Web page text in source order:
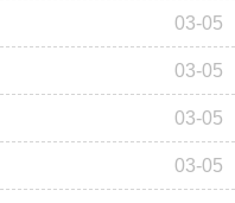
03-05
03-05
03-05
03-05